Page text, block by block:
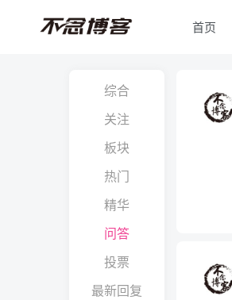
首页
综合
关注
板块
热门
精华
问答
投票
最新回复